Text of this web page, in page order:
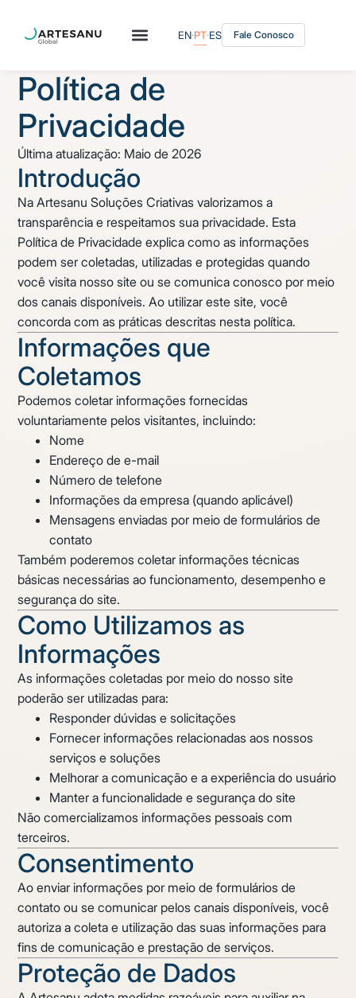
EN·PT·ES Fale Conosco
Política de
Privacidade
Última atualização: Maio de 2026
Introdução
Na Artesanu Soluções Criativas valorizamos a
transparência e respeitamos sua privacidade. Esta
Política de Privacidade explica como as informações
podem ser coletadas, utilizadas e protegidas quando
você visita nosso site ou se comunica conosco por meio
dos canais disponíveis. Ao utilizar este site, você
concorda com as práticas descritas nesta política.
Informações que
Coletamos
Podemos coletar informações fornecidas
voluntariamente pelos visitantes, incluindo:
Nome
Endereço de e-mail
Número de telefone
Informações da empresa (quando aplicável)
Mensagens enviadas por meio de formulários de
contato
Também poderemos coletar informações técnicas
básicas necessárias ao funcionamento, desempenho e
segurança do site.
Como Utilizamos as
Informações
As informações coletadas por meio do nosso site
poderão ser utilizadas para:
Responder dúvidas e solicitações
Fornecer informações relacionadas aos nossos
serviços e soluções
Melhorar a comunicação e a experiência do usuário
Manter a funcionalidade e segurança do site
Não comercializamos informações pessoais com
terceiros.
Consentimento
Ao enviar informações por meio de formulários de
contato ou se comunicar pelos canais disponíveis, você
autoriza a coleta e utilização das suas informações para
fins de comunicação e prestação de serviços.
Proteção de Dados